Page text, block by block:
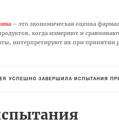
– это экономическая оценка
когда измеряют и
интерпретируют их при принятии
УСПЕШНО ЗАВЕРШИЛА ИСПЫТАНИЯ